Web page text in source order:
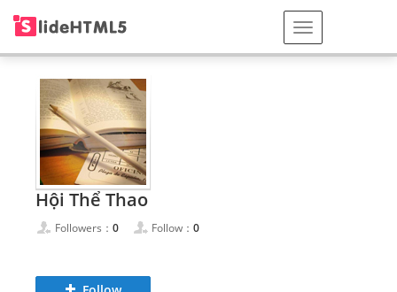
Hội Thể Thao
Followers： 0 Follow： 0